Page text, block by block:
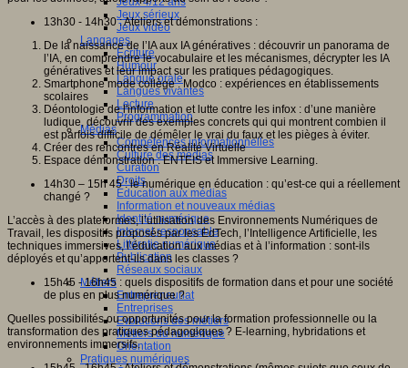
Jeux sérieux
Jeux vidéo
Langages
Ecriture
Humour
Langue orale
Langues vivantes
Lecture
Programmation
Médias
Compétences informationnelles
Culture des médias
Curation
Droits
Education aux médias
Information et nouveaux médias
Identité numérique
Internet responsable
Littératie numérique
Publication
Réseaux sociaux
Métiers
Entrepreneuriat
Entreprises
Evolutions des métiers
Métiers du numérique
Orientation
Pratiques numériques
13h30 - 14h30 : Ateliers et démonstrations :
De la naissance de l’IA aux IA génératives : découvrir un panorama de
l’IA, en comprendre le vocabulaire et les mécanismes, décrypter les IA
génératives et leur impact sur les pratiques pédagogiques.
Smartphone mode collège : Modco : expériences en établissements
scolaires
Déontologie de l'information et lutte contre les infox : d’une manière
ludique, découvrir des exemples concrets qui qui montrent combien il
est parfois difficile de démêler le vrai du faux et les pièges à éviter.
Créer des rencontres en Réalité Virtuelle
Espace démonstration : ENTEIS et Immersive Learning.
14h30 – 15h 45 : le numérique en éducation : qu’est-ce qui a réellement
changé ?
L’accès à des plateformes, l’utilisation des Environnements Numériques de
Travail, les dispositifs proposés par les EdTech, l’Intelligence Artificielle, les
techniques immersives, l’éducation aux médias et à l’information : sont-ils
déployés et qu’apportent-ils dans les classes ?
15h45 - 16h45 : quels dispositifs de formation dans et pour une société
de plus en plus numérique ?
Quelles possibilités ou opportunités pour la formation professionnelle ou la
transformation des pratiques pédagogiques ? E-learning, hybridations et
environnements immersifs.